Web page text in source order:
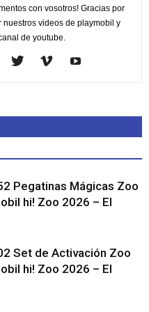
con vosotros! Gracias por
nuestros videos de playmobil y
de youtube.
Pegatinas Mágicas Zoo
hi! Zoo 2026 – El
Set de Activación Zoo
hi! Zoo 2026 – El